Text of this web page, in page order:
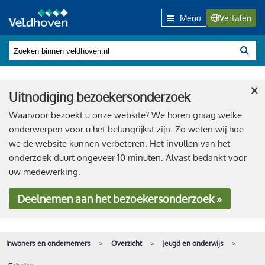
Menu Vertalen
Uitnodiging bezoekersonderzoek
Waarvoor bezoekt u onze website? We horen graag welke
onderwerpen voor u het belangrijkst zijn. Zo weten wij hoe
we de website kunnen verbeteren. Het invullen van het
onderzoek duurt ongeveer 10 minuten. Alvast bedankt voor
uw medewerking.
Deelnemenaan het bezoekersonderzoek »
×
Inwoners en ondernemers Overzicht Jeugd en onderwijs